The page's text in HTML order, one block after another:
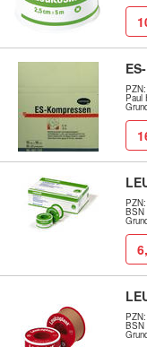
Paul
BSN
BSN